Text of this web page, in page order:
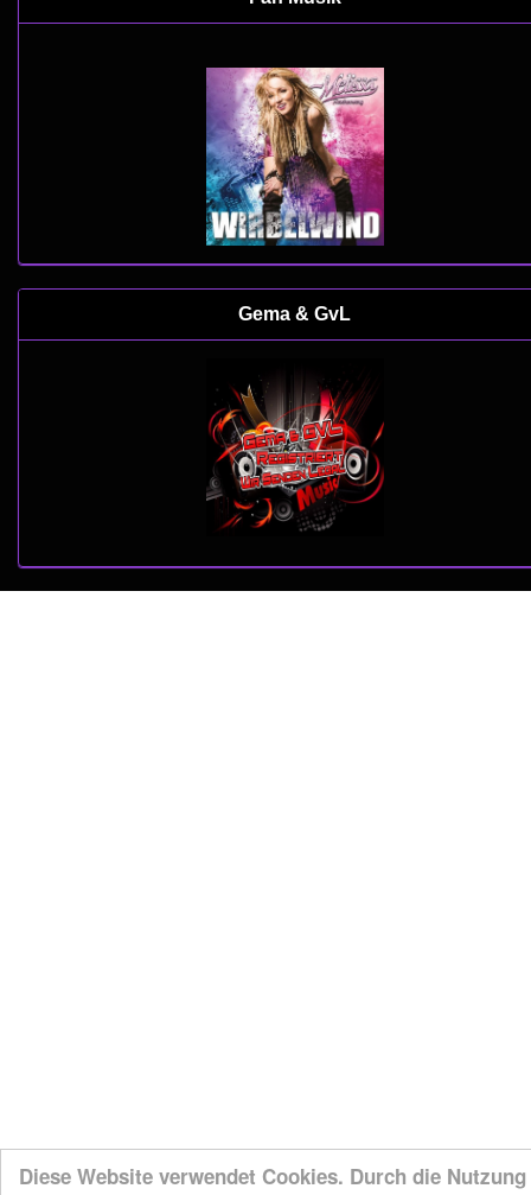
Diese Website verwendet Cookies. Durch die Nutzung
Gema & GvL